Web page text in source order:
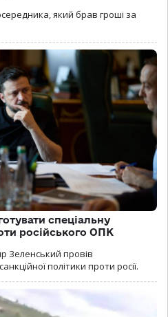
який брав гроші за
спеціальну
російського ОПК
Зеленський провів
політики проти росії.